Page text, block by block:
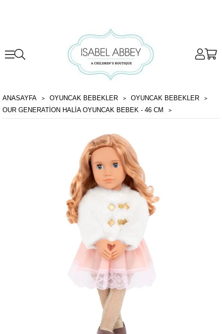
ANASAYFA OYUNCAK BEBEKLER
OYUNCAK BEBEKLER
OUR GENERATION HALIA OYUNCAK BEBEK - 46 CM